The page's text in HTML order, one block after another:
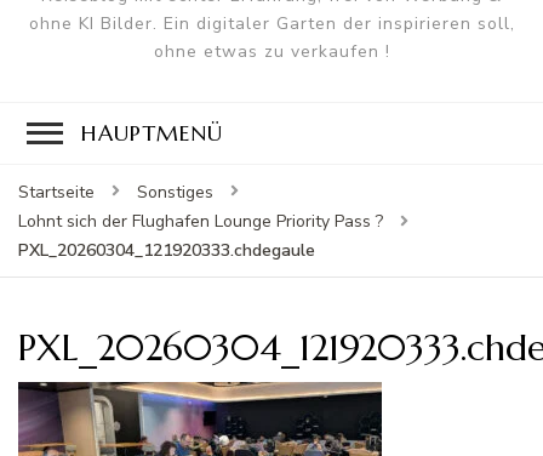
ohne KI Bilder. Ein digitaler Garten der inspirieren soll,
ohne etwas zu verkaufen !
HAUPTMENÜ
Startseite
Sonstiges
Lohnt sich der Flughafen Lounge Priority Pass ?
PXL_20260304_121920333.chdegaule